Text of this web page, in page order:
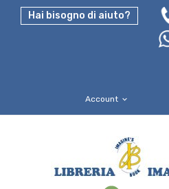
Hai bisogno di aiuto?
Account expand_more